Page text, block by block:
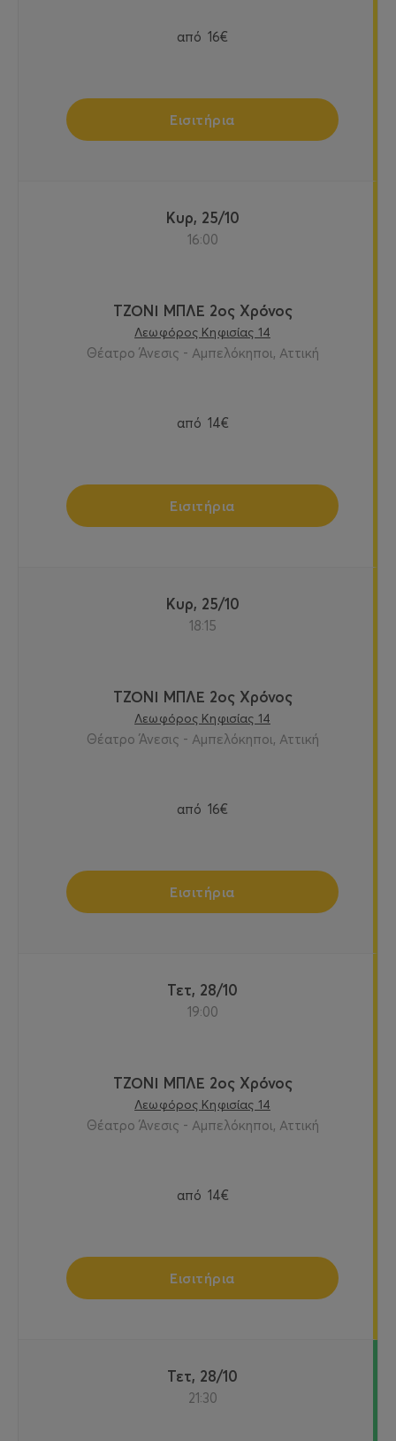
από 16€
Εισιτήρια
Κυρ, 25/10
16:00
ΤΖΟΝΙ ΜΠΛΕ 2ος Χρόνος
Λεωφόρος Κηφισίας 14
Θέατρο Άνεσις - Αμπελόκηποι, Αττική
από 14€
Εισιτήρια
Κυρ, 25/10
18:15
ΤΖΟΝΙ ΜΠΛΕ 2ος Χρόνος
Λεωφόρος Κηφισίας 14
Θέατρο Άνεσις - Αμπελόκηποι, Αττική
από 16€
Εισιτήρια
Τετ, 28/10
19:00
ΤΖΟΝΙ ΜΠΛΕ 2ος Χρόνος
Λεωφόρος Κηφισίας 14
Θέατρο Άνεσις - Αμπελόκηποι, Αττική
από 14€
Εισιτήρια
Τετ, 28/10
21:30